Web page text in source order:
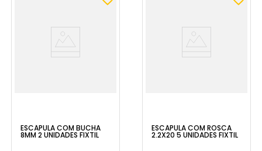
ESCÁPULA COM BUCHA
8MM 2 UNIDADES FIXTIL
ESCÁPULA COM ROSCA
2.2X20 5 UNIDADES FIXTIL